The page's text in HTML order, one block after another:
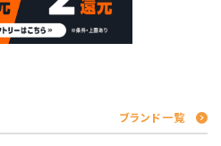
ブランド一覧